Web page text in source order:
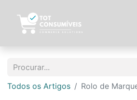
Todos os Artigos Rolo de